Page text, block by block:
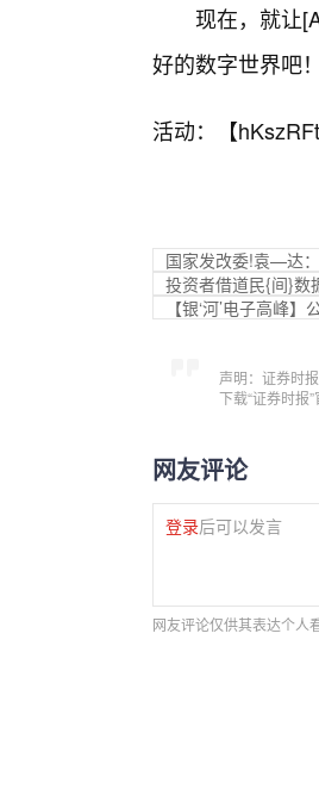
现在，就让
好的数字世界吧
活动：【
国家发改委!袁—达
投资者借道民{间}数
【银‘河’电子高峰
声明：证券时
下载“证券时报
网友评论
登录后可以发言
网友评论仅供其表达个人